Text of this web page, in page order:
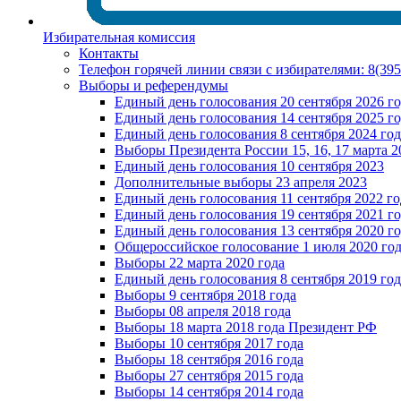
Избирательная комиссия
Контакты
Телефон горячей линии связи с избирателями:
Выборы и референдумы
Единый день голосования 20 сентября 2026
Единый день голосования 14 сентября 2025
Единый день голосования 8 сентября 2024
Выборы Президента России 15, 16, 17 марта
Единый день голосования 10 сентября 2023
Дополнительные выборы 23 апреля 2023
Единый день голосования 11 сентября 2022
Единый день голосования 19 сентября 2021
Единый день голосования 13 сентября 2020
Общероссийское голосование 1 июля 2020
Выборы 22 марта 2020 года
Единый день голосования 8 сентября 2019
Выборы 9 сентября 2018 года
Выборы 08 апреля 2018 года
Выборы 18 марта 2018 года Президент РФ
Выборы 10 сентября 2017 года
Выборы 18 сентября 2016 года
Выборы 27 сентября 2015 года
Выборы 14 сентября 2014 года